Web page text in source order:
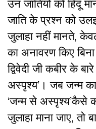
उन जातियों को हिंदू
जाति के प्रश्न को
जुलाहा नहीं मानते,
का अनावरण किए
द्विवेदी जी कबीर के
अस्पृश्य’। जब जन्म
‘जन्म से अस्पृश्य’कैसे
जुलाहा माना जाए, तो